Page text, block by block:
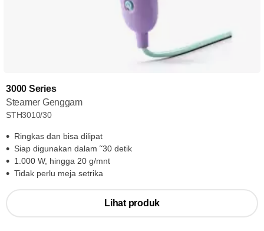
3000 Series
Steamer Genggam
STH3010/30
Ringkas dan bisa dilipat
Siap digunakan dalam ˜30 detik
1.000 W, hingga 20 g/mnt
Tidak perlu meja setrika
Lihat produk